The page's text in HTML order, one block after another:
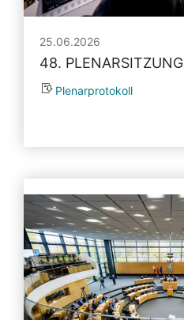
25.06.2026
48. PLENARSITZUNG
Plenarprotokoll